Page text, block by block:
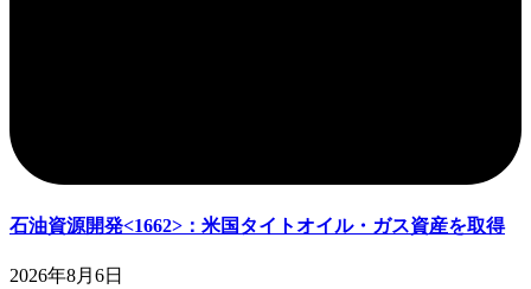
石油資源開発<1662>：米国タイトオイル・ガス資産を取得
2026年8月6日